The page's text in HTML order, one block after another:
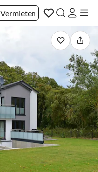
Vermieten